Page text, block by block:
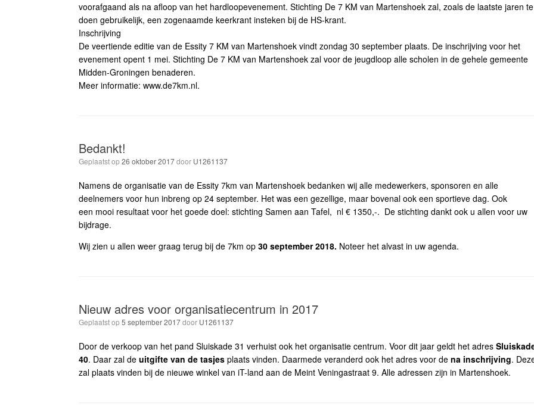
voorafgaand als na afloop van het hardloopevenement. Stichting De 7 KM van Martenshoek zal, zoals de laatste jaren te
doen gebruikelijk, een zogenaamde keerkrant insteken bij de HS-krant.
Inschrijving
De veertiende editie van de Essity 7 KM van Martenshoek vindt zondag 30 september plaats. De inschrijving voor het
evenement opent 1 mei. Stichting De 7 KM van Martenshoek zal voor de jeugdloop alle scholen in de gehele gemeente
Midden-Groningen benaderen.
Meer informatie: www.de7km.nl.
Bedankt!
Geplaatst op26 oktober 2017door U1261137
Namens de organisatie van de Essity 7km van Martenshoek bedanken wij alle medewerkers, sponsoren en alle
deelnemers voor hun inbreng op 24 september. Het was een gezellige, maar bovenal ook een sportieve dag. Ook
een mooi resultaat voor het goede doel: stichting Samen aan Tafel, nl € 1350,-. De stichting dankt ook u allen voor uw
bijdrage.
Wij zien u allen weer graag terug bij de 7km op 30 september 2018. Noteer het alvast in uw agenda.
Nieuw adres voor organisatiecentrum in 2017
Geplaatst op5 september 2017door U1261137
Door de verkoop van het pand Sluiskade 31 verhuist ook het organisatie centrum. Voor dit jaar geldt het adres
40. Daar zal de uitgifte van de tasjes plaats vinden. Daarmede veranderd ook het adres voor de na inschrijving.
zal plaats vinden bij de nieuwe winkel van iT-land aan de Meint Veningastraat 9. Alle adressen zijn in Martenshoek.